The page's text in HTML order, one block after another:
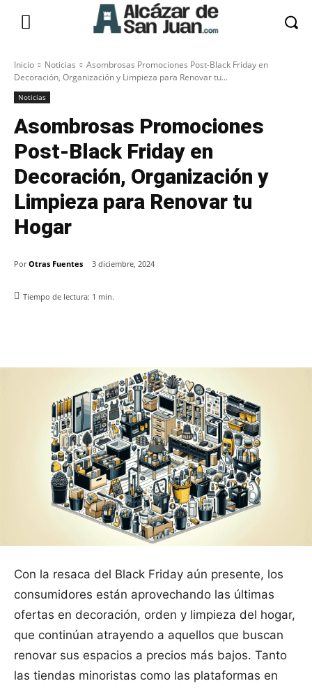
Inicio Noticias
Asombrosas Promociones Post-Black Friday en
Decoración, Organización y Limpieza para Renovar tu...
Noticias
Asombrosas Promociones
Post-Black Friday en
Decoración, Organización y
Limpieza para Renovar tu
Hogar
Por Otras Fuentes 3 diciembre, 2024
Tiempo de lectura: 1 min.
Con la resaca del Black Friday aún presente, los
consumidores están aprovechando las últimas
ofertas en decoración, orden y limpieza del hogar,
que continúan atrayendo a aquellos que buscan
renovar sus espacios a precios más bajos. Tanto
las tiendas minoristas como las plataformas en